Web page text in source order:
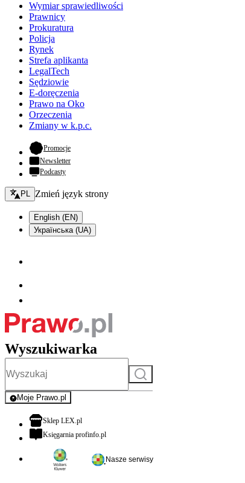
Wymiar sprawiedliwości
Prawnicy
Prokuratura
Policja
Rynek
Strefa aplikanta
LegalTech
Sędziowie
E-doręczenia
Prawo na Oko
Orzeczenia
Zmiany w k.p.c.
Promocje- otwiera się w nowej karcie
Newsletter
Podcasty
Zmień język - bieżący:
PL Zmień język strony
English (EN)
Українська (UA)
Wyszukiwarka
Szukaj
Moje Prawo.pl
- rejestracja i logowanie do serwisu
Sklep LEX.plotwiera się w nowej karcie
Księgarnia profinfo.plotwiera się w nowej karcie
Nasze serwisy